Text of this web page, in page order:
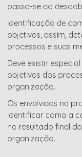
passa-se ao
Identificação de
objetivos, assim,
processos e suas
Deve existir
objetivos dos
organização.
Os envolvidos no
identificar como a
no resultado final
organização.